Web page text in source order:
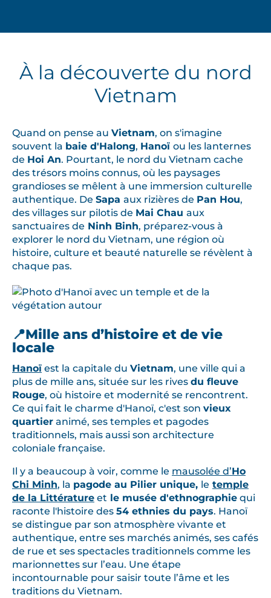
À la découverte du nord
Vietnam
Quand on pense au Vietnam, on s'imagine
souvent la baie d'Halong, Hanoï ou les lanternes
de Hoi An. Pourtant, le nord du Vietnam cache
des trésors moins connus, où les paysages
grandioses se mêlent à une immersion culturelle
authentique. De Sapa aux rizières de Pan Hou,
des villages sur pilotis de Mai Chau aux
sanctuaires de Ninh Binh, préparez-vous à
explorer le nord du Vietnam, une région où
histoire, culture et beauté naturelle se révèlent à
chaque pas.
📍Mille ans d’histoire et de vie
locale
Hanoï est la capitale du Vietnam, une ville qui a
plus de mille ans, située sur les rives du fleuve
Rouge, où histoire et modernité se rencontrent.
Ce qui fait le charme d'Hanoï, c'est son vieux
quartier animé, ses temples et pagodes
traditionnels, mais aussi son architecture
coloniale française.
Il y a beaucoup à voir, comme le mausolée d’Ho
Chi Minh, la pagode au Pilier unique, le temple
de la Littérature et le musée d'ethnographie qui
raconte l'histoire des 54 ethnies du pays. Hanoï
se distingue par son atmosphère vivante et
authentique, entre ses marchés animés, ses cafés
de rue et ses spectacles traditionnels comme les
marionnettes sur l’eau. Une étape
incontournable pour saisir toute l’âme et les
traditions du Vietnam.